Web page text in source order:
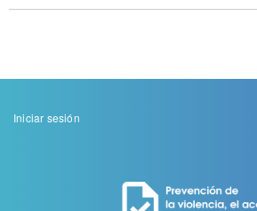
Menu
Iniciar sesión